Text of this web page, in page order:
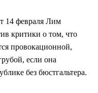
14 февраля Лим
критики о том, что
провокационной,
если она
без бюстгальтера.